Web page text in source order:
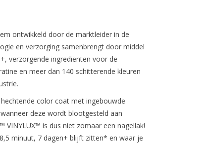
ontwikkeld door de marktleider in de
en verzorging samenbrengt door middel
verzorgende ingrediënten voor de
en meer dan 140 schitterende kleuren
color coat met ingebouwde
deze wordt blootgesteld aan
is dus niet zomaar een nagellak!
minuut, 7 dagen+ blijft zitten* en waar je